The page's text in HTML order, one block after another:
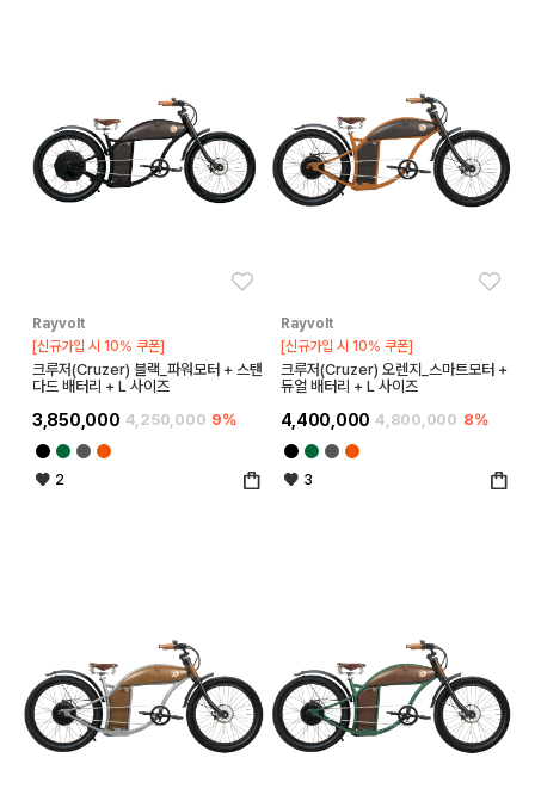
Rayvolt
[신규가입 시 10% 쿠폰]
크루저(Cruzer) 블랙_파워모터 + 스탠
다드 배터리 + L 사이즈
3,850,000 4,250,000 9%
2
Rayvolt
[신규가입 시 10% 쿠폰]
크루저(Cruzer) 오렌지_스마트모터 +
듀얼 배터리 + L 사이즈
4,400,000 4,800,000 8%
3